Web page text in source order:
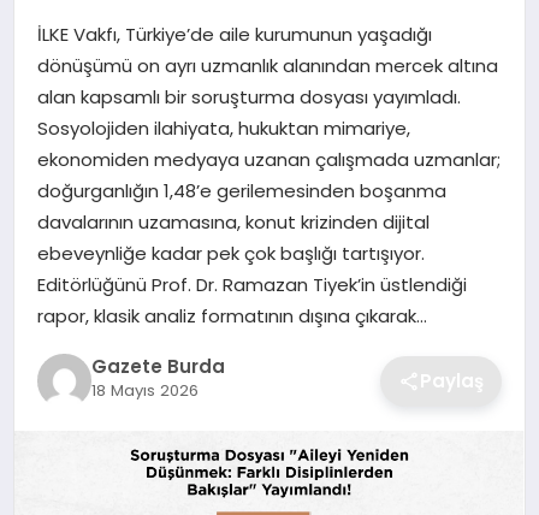
TEKNOLOJI
SAĞLIK
EĞITIM
DÜNYA
SIYASET
İLKE Vakfı, Türkiye’de aile kurumunun yaşadığı
dönüşümü on ayrı uzmanlık alanından mercek altına
alan kapsamlı bir soruşturma dosyası yayımladı.
Sosyolojiden ilahiyata, hukuktan mimariye,
ekonomiden medyaya uzanan çalışmada uzmanlar;
doğurganlığın 1,48’e gerilemesinden boşanma
davalarının uzamasına, konut krizinden dijital
ebeveynliğe kadar pek çok başlığı tartışıyor.
Editörlüğünü Prof. Dr. Ramazan Tiyek’in üstlendiği
rapor, klasik analiz formatının dışına çıkarak…
Gazete Burda
18 Mayıs 2026 Paylaş